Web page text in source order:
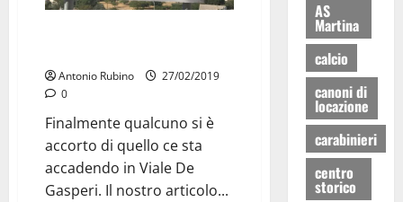
Antonio Rubino
27/02/2019
0
Finalmente qualcuno si è
accorto di quello ce sta
accadendo in Viale De
Gasperi. Il nostro articolo...
AS
Martina
calcio
canoni di
locazione
carabinieri
centro
storico